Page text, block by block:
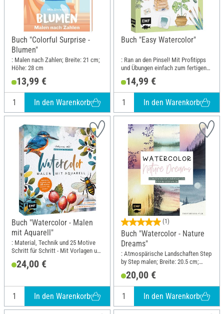
Buch "Colorful Surprise -
Blumen"
: Malen nach Zahlen; Breite: 21 cm;
Höhe: 28 cm
13,99 €
In den Warenkorb
Buch "Easy Watercolor"
: Ran an den Pinsel! Mit Profitipps
und Übungen einfach zum fertigen
cm14,99 €
In den Warenkorb
Buch "Watercolor - Malen
mit Aquarell"
: Material, Technik und 25 Motive
Schritt für Schritt - Mit Vorlagen und
Höhe: 25.9 cm
24,00 €
In den Warenkorb
(1)
Buch "Watercolor - Nature
Dreams"
: Atmospärische Landschaften Step
by Step malen; Breite: 20.5 cm;
20,00 €
In den Warenkorb